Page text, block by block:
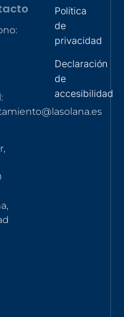
Política
de
privacidad
Declaración
de
accesibilidad